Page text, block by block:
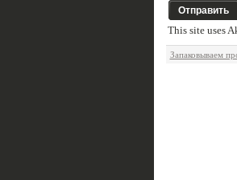
This site uses
Запаковываем